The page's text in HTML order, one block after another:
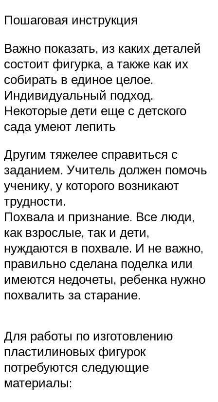
Пошаговая инструкция
Важно показать, из каких деталей
состоит фигурка, а также как их
собирать в единое целое.
Индивидуальный подход.
Некоторые дети еще с детского
сада умеют лепить
Другим тяжелее справиться с
заданием. Учитель должен помочь
ученику, у которого возникают
трудности.
Похвала и признание. Все люди,
как взрослые, так и дети,
нуждаются в похвале. И не важно,
правильно сделана поделка или
имеются недочеты, ребенка нужно
похвалить за старание.
Для работы по изготовлению
пластилиновых фигурок
потребуются следующие
материалы: